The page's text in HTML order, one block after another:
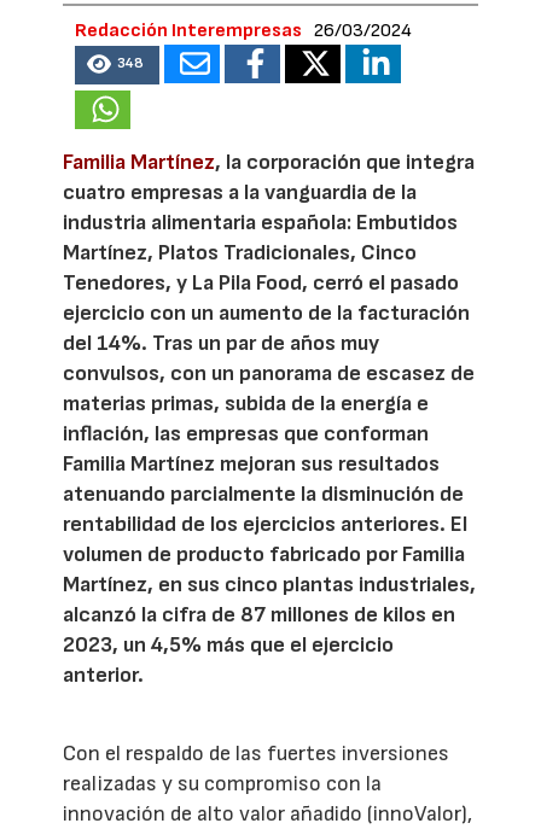
Redacción Interempresas 26/03/2024
348
Familia Martínez, la corporación que integra
cuatro empresas a la vanguardia de la
industria alimentaria española: Embutidos
Martínez, Platos Tradicionales, Cinco
Tenedores, y La Pila Food, cerró el pasado
ejercicio con un aumento de la facturación
del 14%. Tras un par de años muy
convulsos, con un panorama de escasez de
materias primas, subida de la energía e
inflación, las empresas que conforman
Familia Martínez mejoran sus resultados
atenuando parcialmente la disminución de
rentabilidad de los ejercicios anteriores. El
volumen de producto fabricado por Familia
Martínez, en sus cinco plantas industriales,
alcanzó la cifra de 87 millones de kilos en
2023, un 4,5% más que el ejercicio
anterior.
Con el respaldo de las fuertes inversiones
realizadas y su compromiso con la
innovación de alto valor añadido (innoValor),